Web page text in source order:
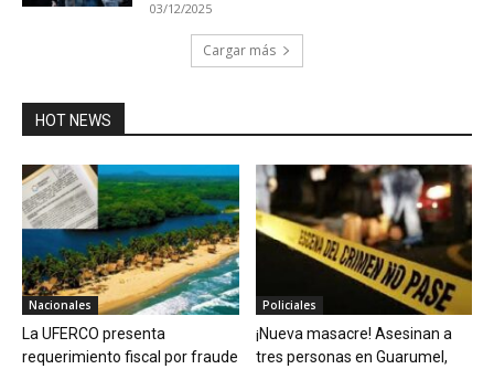
03/12/2025
Cargar más
HOT NEWS
Nacionales
La UFERCO presenta
requerimiento fiscal por fraude
Policiales
¡Nueva masacre! Asesinan a
tres personas en Guarumel,